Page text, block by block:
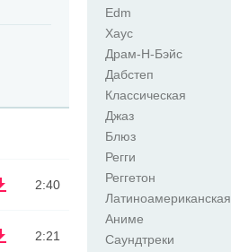
2:40
2:21
Edm
Хаус
Драм-Н-Бэйс
Дабстеп
Классическая
Джаз
Блюз
Регги
Реггетон
Латиноамериканская
Аниме
Саундтреки